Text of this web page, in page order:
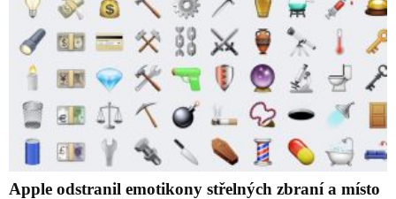
Apple odstranil emotikony střelných zbraní a místo